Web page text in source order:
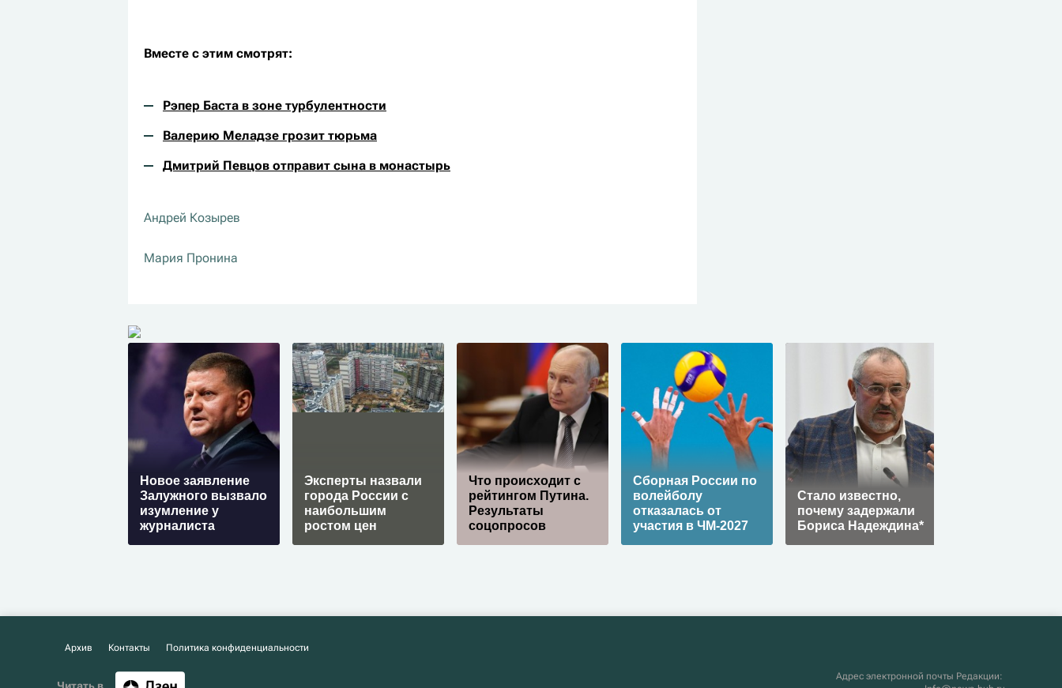
Вместе с этим смотрят:
Рэпер Баста в зоне турбулентности
Валерию Меладзе грозит тюрьма
Дмитрий Певцов отправит сына в монастырь
Андрей Козырев
Мария Пронина
Новое заявление
Залужного вызвало
изумление у
журналиста
Эксперты назвали
города России с
наибольшим
ростом цен
Что происходит с
рейтингом Путина.
Результаты
соцопросов
Cборная России по
волейболу
отказалась от
участия в ЧМ-2027
Стало известно,
почему задержали
Бориса Надеждина*
Читать в
Архив Контакты Политика конфиденциальности
Адрес электронной почты Редакции: